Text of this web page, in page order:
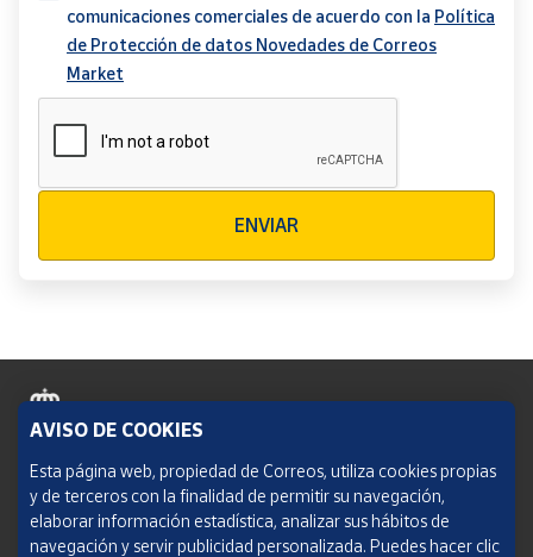
comunicaciones comerciales de acuerdo con la Política
de Protección de datos Novedades de Correos
Market
ENVIAR
Política de cookies
Aviso legal
AVISO DE COOKIES
Esta página web, propiedad de Correos, utiliza cookies propias
y de terceros con la finalidad de permitir su navegación,
elaborar información estadística, analizar sus hábitos de
navegación y servir publicidad personalizada. Puedes hacer clic